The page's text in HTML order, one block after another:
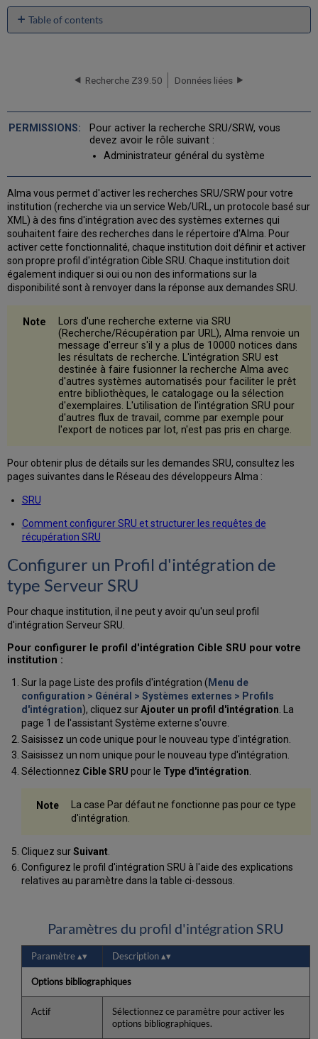
Table of contents
d'intégration
SRU
Recherche Z39.50 Données liées
Pour activer la recherche SRU/SRW, vous
devez avoir le rôle suivant :
Administrateur général du système
Alma vous permet d'activer les recherches SRU/SRW pour votre
institution (recherche via un service Web/URL, un protocole basé sur
XML) à des fins d'intégration avec des systèmes externes qui
souhaitent faire des recherches dans le répertoire d'Alma. Pour
activer cette fonctionnalité, chaque institution doit définir et activer
son propre profil d'intégration Cible SRU. Chaque institution doit
également indiquer si oui ou non des informations sur la
disponibilité sont à renvoyer dans la réponse aux demandes SRU.
Lors d'une recherche externe via SRU
(Recherche/Récupération par URL), Alma renvoie un
message d'erreur s'il y a plus de 10000 notices dans
les résultats de recherche. L'intégration SRU est
destinée à faire fusionner la recherche Alma avec
d'autres systèmes automatisés pour faciliter le prêt
entre bibliothèques, le catalogage ou la sélection
d'exemplaires. L'utilisation de l'intégration SRU pour
d'autres flux de travail, comme par exemple pour
l'export de notices par lot, n'est pas pris en charge.
Pour obtenir plus de détails sur les demandes SRU, consultez les
pages suivantes dans le Réseau des développeurs Alma :
SRU
Comment configurer SRU et structurer les requêtes de
récupération SRU
Configurer un Profil d'intégration de
type Serveur SRU
Pour chaque institution, il ne peut y avoir qu'un seul profil
d'intégration Serveur SRU.
Pour configurer le profil d'intégration Cible SRU pour votre
institution :
Sur la page Liste des profils d'intégration ( Menu de
configuration > Général > Systèmes externes > Profils
d'intégration), cliquez surAjouter un profil d'intégration. La
page 1 de l'assistant Système externe s'ouvre.
Saisissez un code unique pour le nouveau type d'intégration.
Saisissez un nom unique pour le nouveau type d'intégration.
Sélectionnez Cible SRU pour le Type d'intégration
La case Par défaut ne fonctionne pas pour ce type
d'intégration.
Cliquez surSuivant.
Configurez le profil d'intégration SRU à l'aide des explications
relatives au paramètre dans la table ci-dessous.
Paramètres du profil d'intégration SRU
Paramètre Description
Options bibliographiques
Actif
Sélectionnez ce paramètre pour activer les
options bibliographiques.